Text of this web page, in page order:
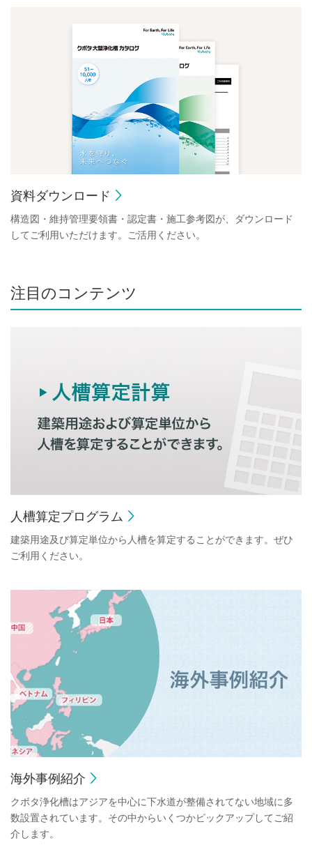
資料ダウンロード
構造図・維持管理要領書・認定書・施工参考図が、ダウンロード
してご利用いただけます。ご活用ください。
注目のコンテンツ
人槽算定プログラム
建築用途及び算定単位から人槽を算定することができます。ぜひ
ご利用ください。
海外事例紹介
クボタ浄化槽はアジアを中心に下水道が整備されてない地域に多
数設置されています。その中からいくつかピックアップしてご紹
介します。